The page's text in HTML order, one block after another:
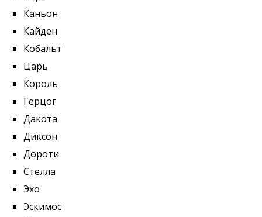
Каньон
Кайден
Кобальт
Царь
Король
Герцог
Дакота
Диксон
Дороти
Стелла
Эхо
Эскимос